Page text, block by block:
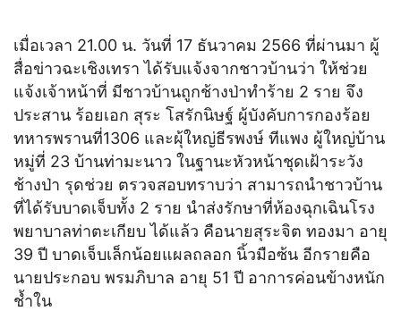
เมื่อเวลา 21.00 น. วันที่ 17 ธันวาคม 2566 ที่ผ่านมา ผู้
สื่อข่าวฉะเชิงเทรา ได้รับแจ้งจากชาวบ้านว่า ให้ช่วย
แจ้งเจ้าหน้าที่ มีชาวบ้านถูกช้างป่าทำร้าย 2 ราย จึง
ประสาน ร้อยเอก สุระ โสรักนิษฐ์ ผู้บังคับการกองร้อย
ทหารพรานที่1306 และผุ้ใหญ่ธีรพงษ์ ทีแพง ผู้ใหญ่บ้าน
หมู่ที่ 23 บ้านท่ามะนาว ในฐานะหัวหน้าชุดเฝ้าระวัง
ช้างป่า รุดช่วย ตรวจสอบทราบว่า สามารถนำชาวบ้าน
ที่ได้รับบาดเจ็บทั้ง 2 ราย นำส่งรักษาที่ห้องฉุกเฉินโรง
พยาบาลท่าตะเกียบ ได้แล้ว คือนายสุระจิต ทองมา อายุ
39 ปี บาดเจ็บเล็กน้อยแผลถลอก นิ้วมือซ้น อีกรายคือ
นายประกอบ พรมภิบาล อายุ 51 ปี อาการค่อนข้างหนัก
ช้ำใน